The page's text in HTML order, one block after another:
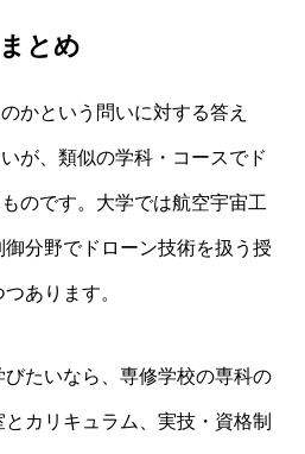
まとめ
かという問いに対する答え
が、類似の学科・コースでド
のです。大学では航空宇宙工
分野でドローン技術を扱う授
あります。
たいなら、専修学校の専科の
カリキュラム、実技・資格制